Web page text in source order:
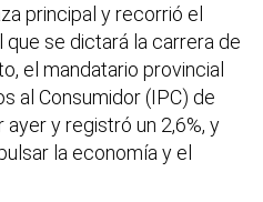
principal y recorrió el
se dictará la carrera de
el mandatario provincial
al Consumidor (IPC) de
y registró un 2,6%, y
la economía y el